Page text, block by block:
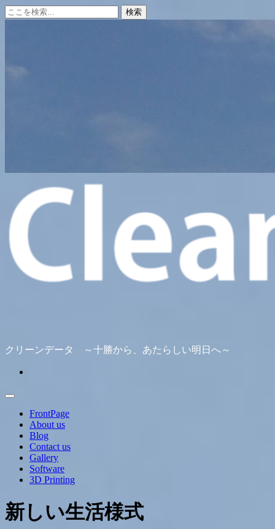
コ
ン
クリーンデータ ～十勝から、あたらしい明日へ～
FrontPage
About us
Blog
Contact us
Gallery
Software
3D Printing
新しい生活様式